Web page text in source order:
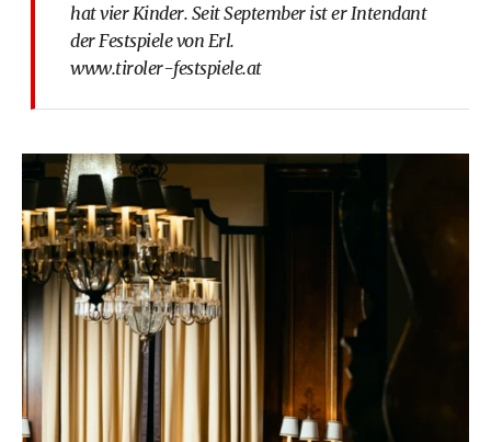
hat vier Kinder. Seit September ist er Intendant
der Festspiele von Erl.
www.tiroler-festspiele.at